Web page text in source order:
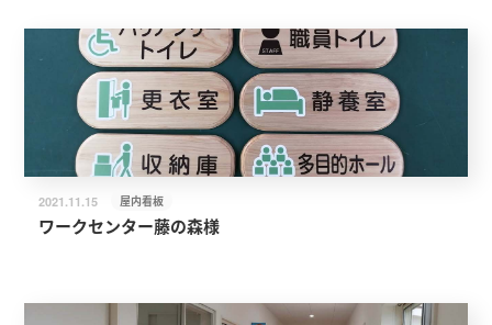
2021.11.15 屋内看板
ワークセンター藤の森様